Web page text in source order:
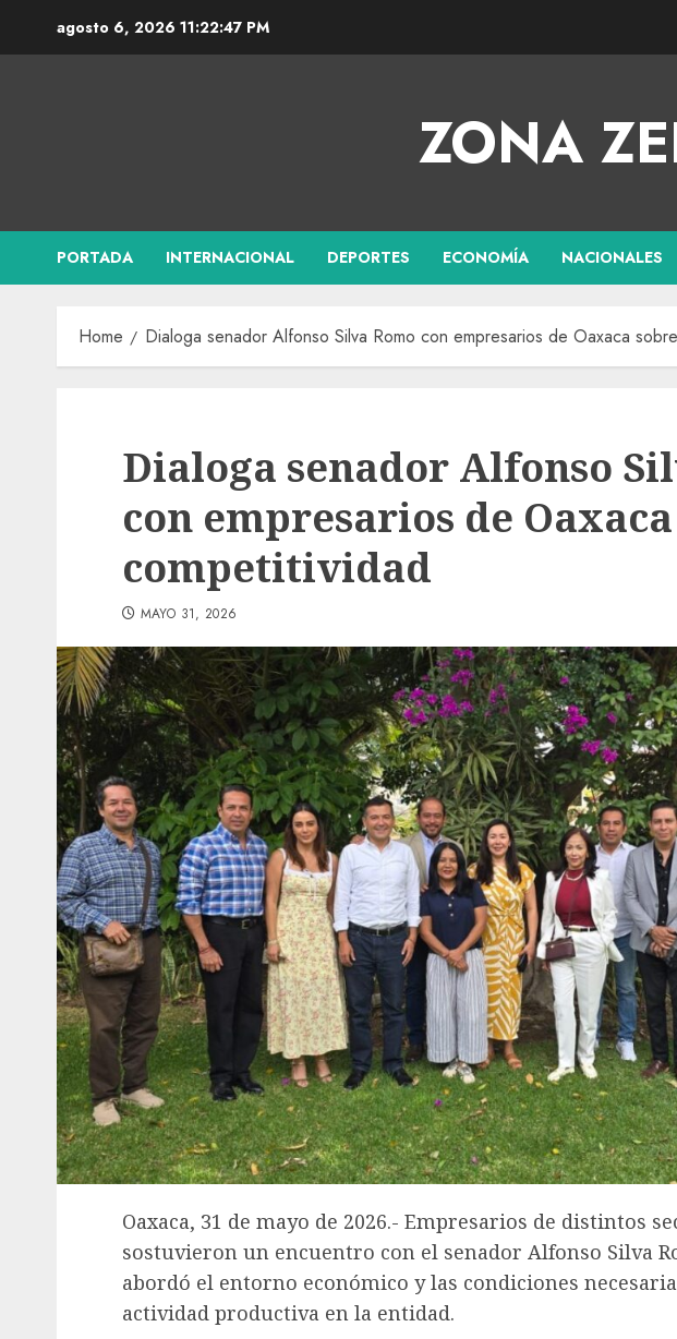
agosto 6, 2026 11:22:48 PM
ZONA
PORTADA INTERNACIONAL DEPORTES ECONOMÍA NACIONALES
Home Dialoga senador Alfonso Silva Romo con empresarios de Oaxaca
Dialoga senador Alfonso
con empresarios de
competitividad
MAYO 31, 2026
Oaxaca, 31 de mayo de 2026.- Empresarios de distintos
sostuvieron un encuentro con el senador Alfonso Silva
abordó el entorno económico y las condiciones
actividad productiva en la entidad.